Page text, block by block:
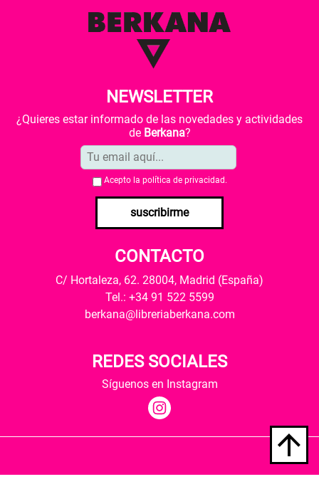
NEWSLETTER
¿Quieres estar informado de las novedades y actividades
de Berkana?
Acepto la política de privacidad .
suscribirme
CONTACTO
C/ Hortaleza, 62. 28004, Madrid (España)
Tel.: +34 91 522 5599
berkana@libreriaberkana.com
REDES SOCIALES
Síguenos en Instagram